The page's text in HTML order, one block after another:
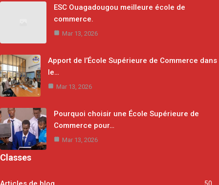
ESC Ouagadougou meilleure école de
commerce.
Mar 13, 2026
Apport de l’École Supérieure de Commerce dans
le…
Mar 13, 2026
Pourquoi choisir une École Supérieure de
Commerce pour…
Mar 13, 2026
Classes